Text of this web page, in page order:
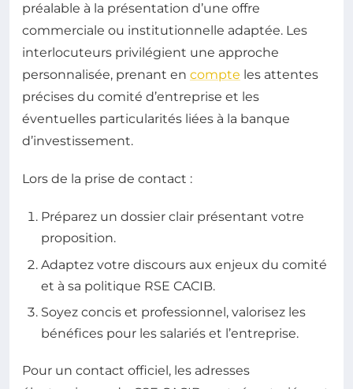
préalable à la présentation d’une offre
commerciale ou institutionnelle adaptée. Les
interlocuteurs privilégient une approche
personnalisée, prenant en compte les attentes
précises du comité d’entreprise et les
éventuelles particularités liées à la banque
d’investissement.
Lors de la prise de contact :
Préparez un dossier clair présentant votre
proposition.
Adaptez votre discours aux enjeux du comité
et à sa politique RSE CACIB.
Soyez concis et professionnel, valorisez les
bénéfices pour les salariés et l’entreprise.
Pour un contact officiel, les adresses